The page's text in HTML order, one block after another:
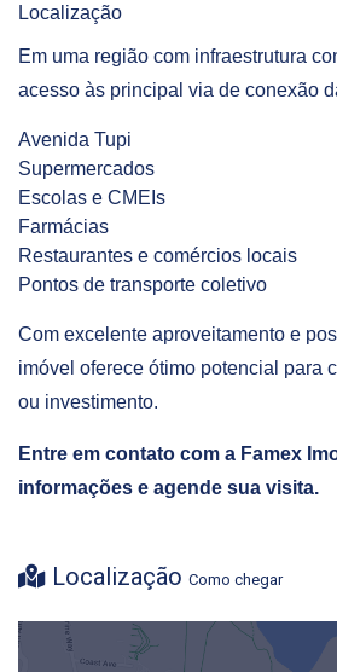
Localização
Em uma região com infraestrutura
acesso às principal via de conexão
Avenida Tupi
Supermercados
Escolas e CMEIs
Farmácias
Restaurantes e comércios locais
Pontos de transporte coletivo
Com excelente aproveitamento e
imóvel oferece ótimo potencial para
ou investimento.
Entre em contato com a Famex
informações e agende sua visita.
Localização Como chegar